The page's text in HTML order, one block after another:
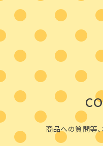
商品への質問等